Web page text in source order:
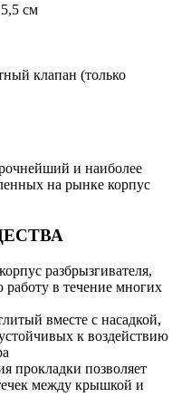
см
клапан (только
и наиболее
на рынке корпус
разбрызгивателя,
в течение многих
вместе с насадкой,
к воздействию
прокладки позволяет
между крышкой и